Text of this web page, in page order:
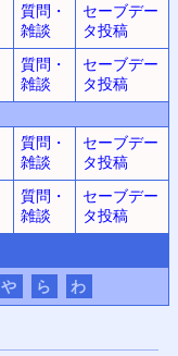
質問・
雑談
セーブデー
タ投稿
質問・
雑談
セーブデー
タ投稿
質問・
雑談
セーブデー
タ投稿
質問・
雑談
セーブデー
タ投稿
や ら わ